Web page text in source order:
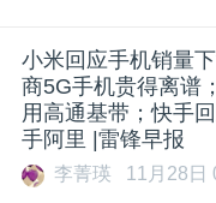
爱
搞
小米回应手机销量
商5G手机贵得离谱
用高通基带；快手
手阿里 |雷锋早报
李菁瑛 11月28日